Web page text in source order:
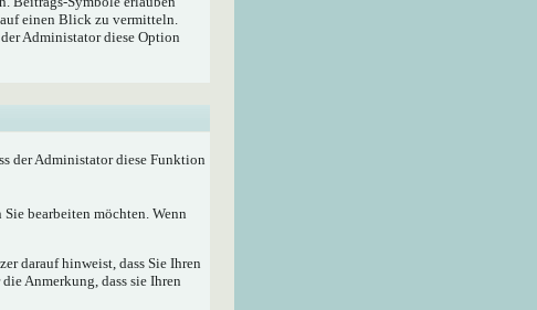
einen Blick zu vermitteln.
Administator diese Option
der Administator diese Funktion
bearbeiten möchten. Wenn
darauf hinweist, dass Sie Ihren
Anmerkung, dass sie Ihren